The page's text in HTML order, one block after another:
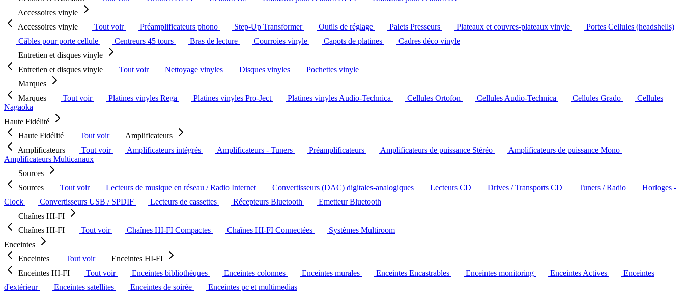
Accessoires vinyle
Accessoires vinyle
Tout voir Préamplificateurs phono Step-Up Transformer Outils de réglage Palets Presseurs Plateaux et couvres-plateaux vinyle
Portes Cellules (headshells)
Câbles pour porte cellule
Centreurs 45 tours Bras de lecture Courroies vinyle Capots de platines
Cadres déco vinyle
Entretien et disques vinyle
Entretien et disques vinyle
Tout voir Nettoyage vinyles Disques vinyles
Pochettes vinyle
Marques
Marques
Tout voir Platines vinyles Rega Platines vinyles Pro-Ject Platines vinyles Audio-Technica Cellules Ortofon Cellules Audio-Technica Cellules Grado
Cellules
Nagaoka
Haute Fidélité
Haute Fidélité
Tout voir
Amplificateurs
Amplificateurs
Tout voir Amplificateurs intégrés Amplificateurs - Tuners Préamplificateurs Amplificateurs de puissance Stéréo
Amplificateurs de puissance Mono
Amplificateurs Multicanaux
Sources
Sources
Tout voir Lecteurs de musique en réseau / Radio Internet Convertisseurs (DAC) digitales-analogiques Lecteurs CD Drives / Transports CD Tuners / Radio
Horloges -
Clock
Convertisseurs USB / SPDIF Lecteurs de cassettes Récepteurs Bluetooth
Emetteur Bluetooth
Chaînes HI-FI
Chaînes HI-FI
Tout voir Chaînes HI-FI Compactes Chaînes HI-FI Connectées
Systèmes Multiroom
Enceintes
Enceintes
Tout voir
Enceintes HI-FI
Enceintes HI-FI
Tout voir Enceintes bibliothèques Enceintes colonnes Enceintes murales Enceintes Encastrables Enceintes monitoring Enceintes Actives
Enceintes
d'extérieur
Enceintes satellites Enceintes de soirée
Enceintes pc et multimedias